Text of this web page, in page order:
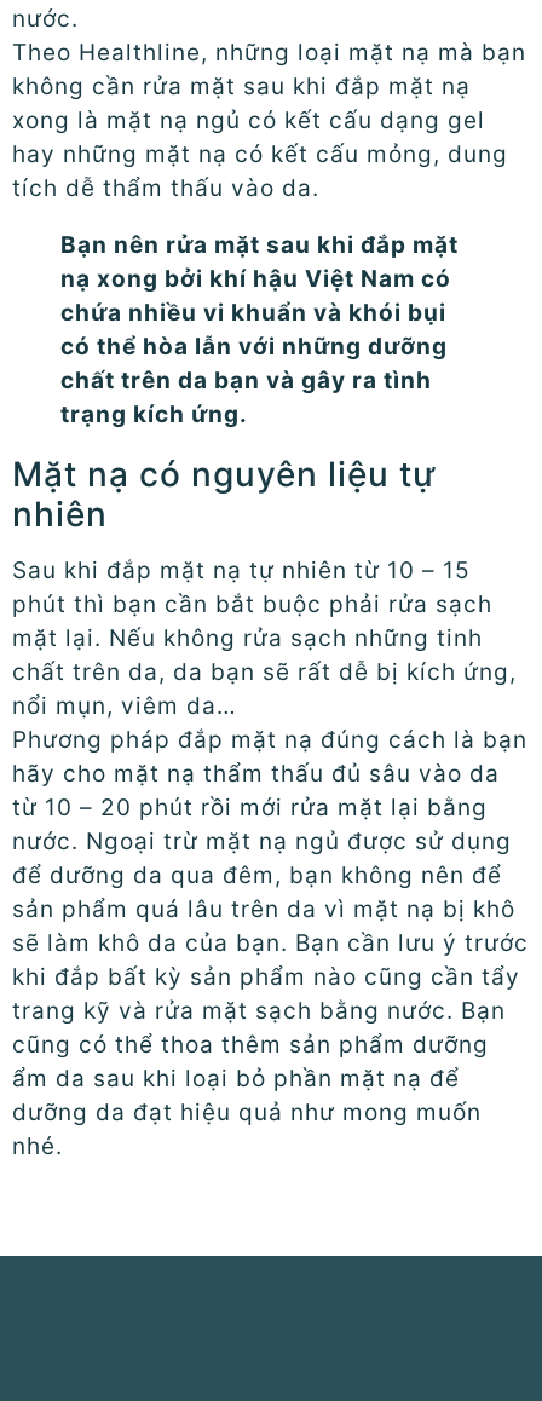
nước.
Theo Healthline, những loại mặt nạ mà bạn
không cần rửa mặt sau khi đắp mặt nạ
xong là mặt nạ ngủ có kết cấu dạng gel
hay những mặt nạ có kết cấu mỏng, dung
tích dễ thẩm thấu vào da.
Bạn nên rửa mặt sau khi đắp mặt
nạ xong bởi khí hậu Việt Nam có
chứa nhiều vi khuẩn và khói bụi
có thể hòa lẫn với những dưỡng
chất trên da bạn và gây ra tình
trạng kích ứng.
Mặt nạ có nguyên liệu tự
nhiên
Sau khi đắp mặt nạ tự nhiên từ 10 – 15
phút thì bạn cần bắt buộc phải rửa sạch
mặt lại. Nếu không rửa sạch những tinh
chất trên da, da bạn sẽ rất dễ bị kích ứng,
nổi mụn, viêm da…
Phương pháp đắp mặt nạ đúng cách là bạn
hãy cho mặt nạ thẩm thấu đủ sâu vào da
từ 10 – 20 phút rồi mới rửa mặt lại bằng
nước. Ngoại trừ mặt nạ ngủ được sử dụng
để dưỡng da qua đêm, bạn không nên để
sản phẩm quá lâu trên da vì mặt nạ bị khô
sẽ làm khô da của bạn. Bạn cần lưu ý trước
khi đắp bất kỳ sản phẩm nào cũng cần tẩy
trang kỹ và rửa mặt sạch bằng nước. Bạn
cũng có thể thoa thêm sản phẩm dưỡng
ẩm da sau khi loại bỏ phần mặt nạ để
dưỡng da đạt hiệu quả như mong muốn
nhé.